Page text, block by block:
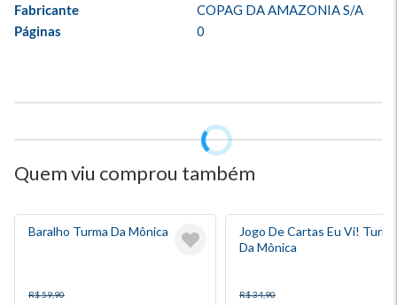
Fabricante
COPAG DA AMAZONIA S/A
Páginas
0
Quem viu comprou também
Baralho Turma Da Mônica
R$ 59,90
Jogo De Cartas Eu Vi! Turma
Da Mônica
R$ 34,90